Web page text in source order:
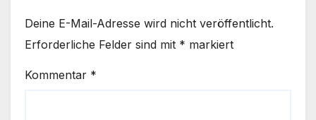
Deine E-Mail-Adresse wird nicht veröffentlicht.
Erforderliche Felder sind mit * markiert
Kommentar *